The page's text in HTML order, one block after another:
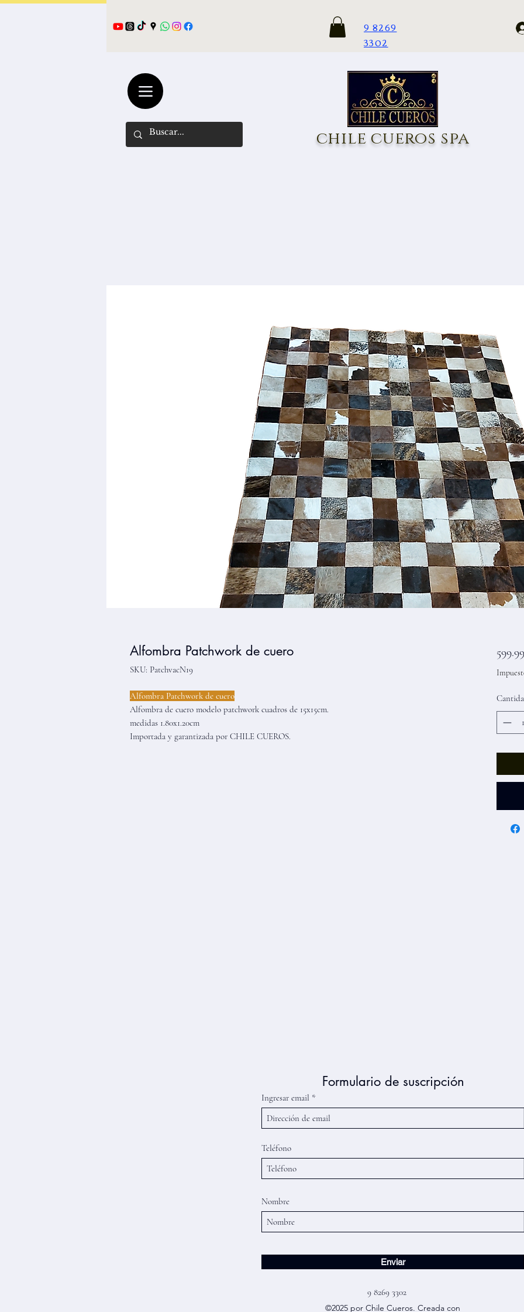
9 8269
3302
chile cueros spa
Alfombra Patchwork de cuero
SKU: PatchvacN19
Alfombra Patchwork de cuero
Alfombra de cuero modelo patchwork cuadros de 15x15cm.
medidas 1.80x1.20cm
Importada y garantizada por CHILE CUEROS.
Formulario de suscripción
Ingresar email
Teléfono
Nombre
Enviar
9 8269 3302
©2025 por Chile Cueros. Creada con